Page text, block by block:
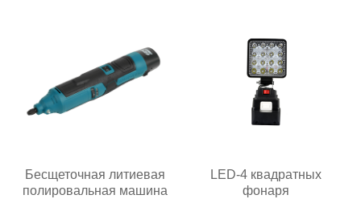
Бесщеточная литиевая
полировальная машина
LED-4 квадратных
фонаря